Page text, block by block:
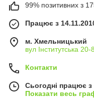
99% позитивних з
Працює з
м. Хмельницький
вул Інститутська
Контакти
Сьогодні працює
Показати весь